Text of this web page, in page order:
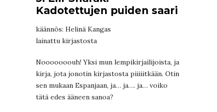
Kadotettujen puiden saari
käännös: Helinä Kangas
lainattu kirjastosta
Nooooooouh! Yksi mun lempikirjailijoista, ja
kirja, jota jonotin kirjastosta piiiiitkään. Otin
sen mukaan Espanjaan, ja… ja…. ja… voiko
tätä edes ääneen sanoa?